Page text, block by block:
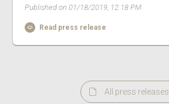
Published on 01/18/2019, 12:18 PM
Read press release
All press releases